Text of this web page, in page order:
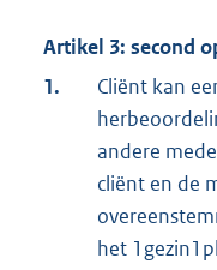
Artikel 3: second
1.
Cliënt kan
andere
cliënt en de
het